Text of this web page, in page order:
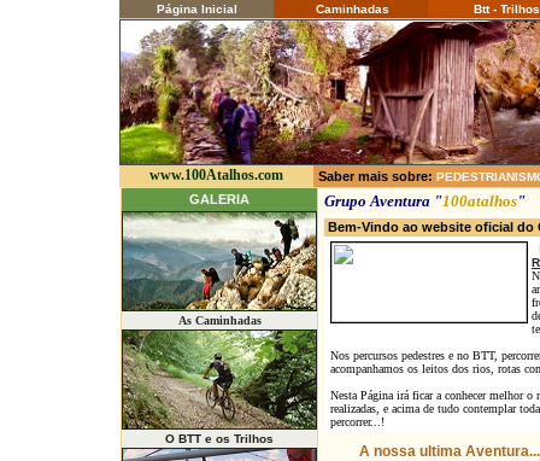
Página Inicial Caminhadas Btt - Trilhos
www.100Atalhos.com Saber mais sobre:
GALERIA
As Caminhadas
O BTT e os Trilhos
Grupo Aventura "100atalhos"
Bem-Vindo ao website oficial do
Nos percursos pedestres e no BTT,
acompanhamos os leitos dos rios, rotas
Nesta Página irá ficar a conhecer melhor
realizadas, e acima de tudo contemplar
percorrer...!
A nossa ultima Aventura...